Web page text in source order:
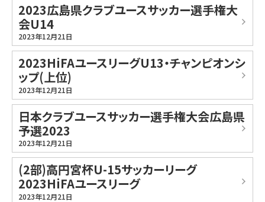
2023広島県クラブユースサッカー選手権大
会U14
2023年12月21日
2023HiFAユースリーグU13・チャンピオンシ
ップ(上位)
2023年12月21日
日本クラブユースサッカー選手権大会広島県
予選2023
2023年12月21日
(2部)高円宮杯U-15サッカーリーグ
2023HiFAユースリーグ
2023年12月21日